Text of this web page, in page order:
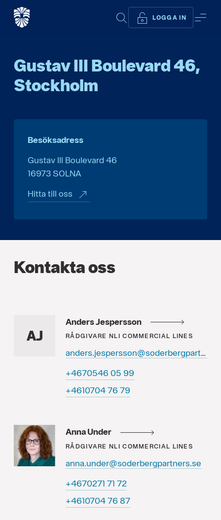
SÖK LOGGA IN
Start Stockholm (Gustav III Boulevard 46)
Gustav III Boulevard 46,
Stockholm
Besöksadress
Gustav III Boulevard 46
16973 SOLNA
Hitta till oss
Kontakta oss
AJ
Anders Jespersson
RÅDGIVARE NLI COMMERCIAL LINES
anders.jespersson@soderbergpartners.se
99 50 6450764+
97 67 4070164+
Anna Under
RÅDGIVARE NLI COMMERCIAL LINES
anna.under@soderbergpartners.se
27 17 1720764+
78 67 4070164+